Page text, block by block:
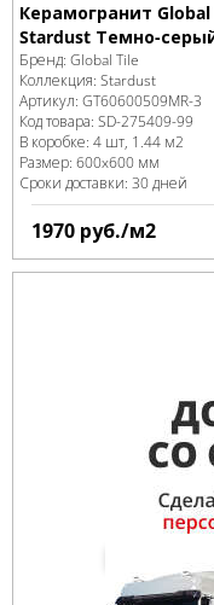
Керамогранит Global
Stardust Темно-
Бренд: Global Tile
Коллекция: Stardust
Артикул: GT60600509MR-3
Код товара: SD-275409-99
В коробке: 4 шт, 1.44 м2
Размер: 600x600 мм
Сроки доставки: 30 дней
1970 руб./м2